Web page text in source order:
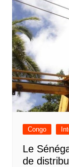
Congo
Le
de